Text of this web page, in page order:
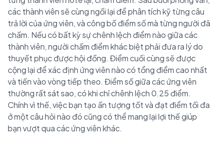
các thành viên sẽ cùng ngồi lại để phân tích kỹ từng câu
trả lời của ứng viên, và công bố điểm số mà từng người đã
chấm. Nếu có bất kỳ sự chênh lệch điểm nào giữa các
thành viên, người chấm điểm khác biệt phải đưa ra lý do
thuyết phục được hội đồng. Điểm cuối cùng sẽ được
cộng lại để xác định ứng viên nào có tổng điểm cao nhất
và tiến vào vòng tiếp theo. Điểm số giữa các ứng viên
thường rất sát sao, có khi chỉ chênh lệch 0.25 điểm.
Chính vì thế, việc bạn tạo ấn tượng tốt và đạt điểm tối đa
ở một câu hỏi nào đó cũng có thể mang lại lợi thế giúp
bạn vượt qua các ứng viên khác.